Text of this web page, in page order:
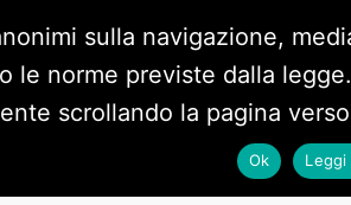
DOCUMENTI
sulla navigazione,
le norme previste dalla
scrollando la pagina
Ok Leggi